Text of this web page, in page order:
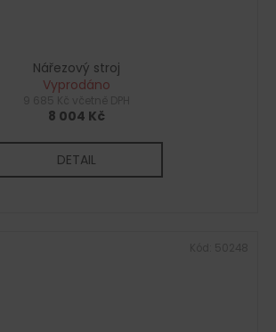
Nářezový stroj
Vyprodáno
8 004 Kč
DETAIL